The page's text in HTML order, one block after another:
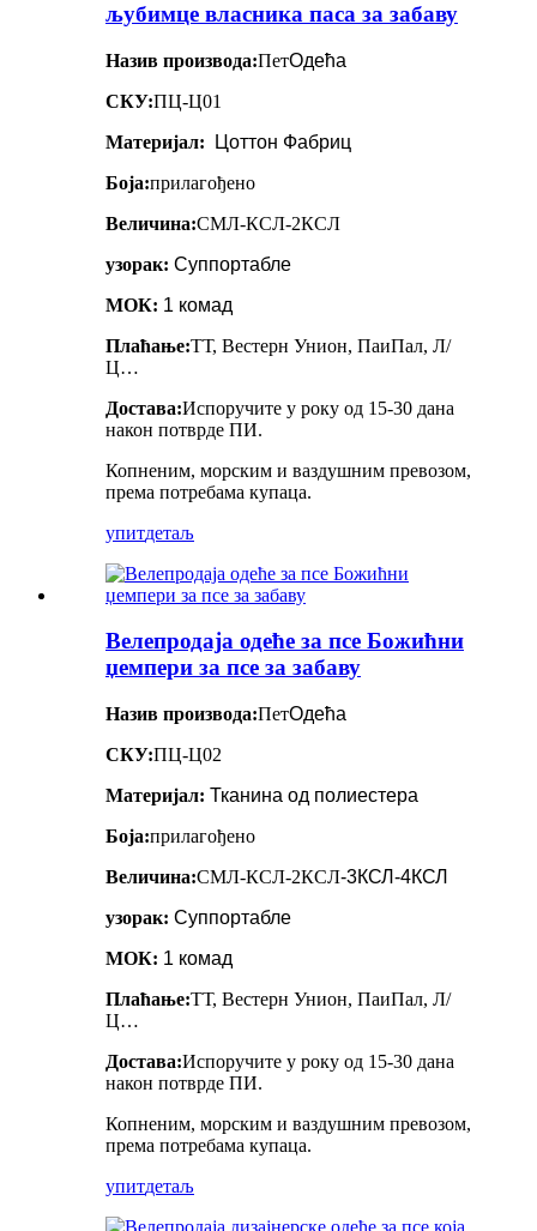
љубимце власника паса за забаву
Назив производа:ПетОдећа
СКУ:ПЦ-Ц01
Материјал:
Цоттон Фабриц
Боја:прилагођено
Величина:СМЛ-КСЛ-2КСЛ
узорак: Суппортабле
МОК: 1 комад
Плаћање:ТТ, Вестерн Унион, ПаиПал, Л/
Ц…
Достава:Испоручите у року од 15-30 дана
након потврде ПИ.
Копненим, морским и ваздушним превозом,
према потребама купаца.
упитдетаљ
Велепродаја одеће за псе Божићни
џемпери за псе за забаву
Назив производа:ПетОдећа
СКУ:ПЦ-Ц02
Материјал: Тканина од полиестера
Боја:прилагођено
Величина:СМЛ-КСЛ-2КСЛ-3КСЛ-4КСЛ
узорак: Суппортабле
МОК: 1 комад
Плаћање:ТТ, Вестерн Унион, ПаиПал, Л/
Ц…
Достава:Испоручите у року од 15-30 дана
након потврде ПИ.
Копненим, морским и ваздушним превозом,
према потребама купаца.
упитдетаљ